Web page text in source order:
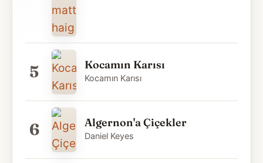
5 Kocamın Karısı
Kocamın Karısı
6 Algernon'a Çiçekler
Daniel Keyes